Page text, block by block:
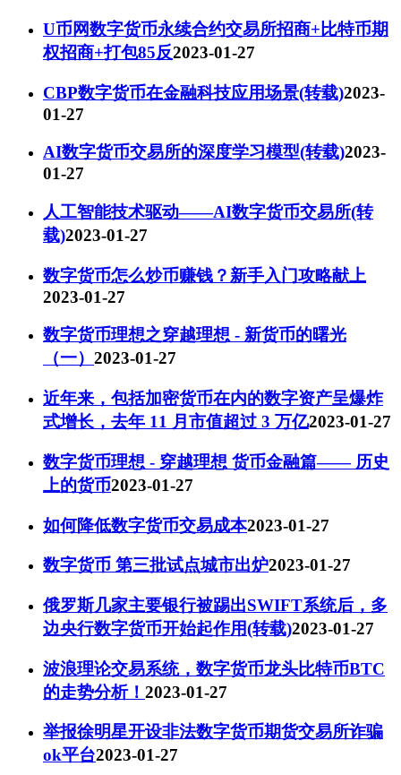
U币网数字货币永续合约交易所招商+比特币期
权招商+打包85反2023-01-27
CBP数字货币在金融科技应用场景(转载)2023-
01-27
AI数字货币交易所的深度学习模型(转载)2023-
01-27
人工智能技术驱动——AI数字货币交易所(转
载)2023-01-27
数字货币怎么炒币赚钱？新手入门攻略献上
2023-01-27
数字货币理想之穿越理想 - 新货币的曙光
（一） 2023-01-27
近年来，包括加密货币在内的数字资产呈爆炸
式增长，去年 11 月市值超过 3 万亿2023-01-27
数字货币理想 - 穿越理想 货币金融篇—— 历史
上的货币2023-01-27
如何降低数字货币交易成本2023-01-27
数字货币 第三批试点城市出炉2023-01-27
俄罗斯几家主要银行被踢出SWIFT系统后，多
边央行数字货币开始起作用(转载)2023-01-27
波浪理论交易系统，数字货币龙头比特币BTC
的走势分析！ 2023-01-27
举报徐明星开设非法数字货币期货交易所诈骗
ok平台2023-01-27